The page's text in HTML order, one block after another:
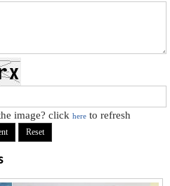
image? clickhere to refresh